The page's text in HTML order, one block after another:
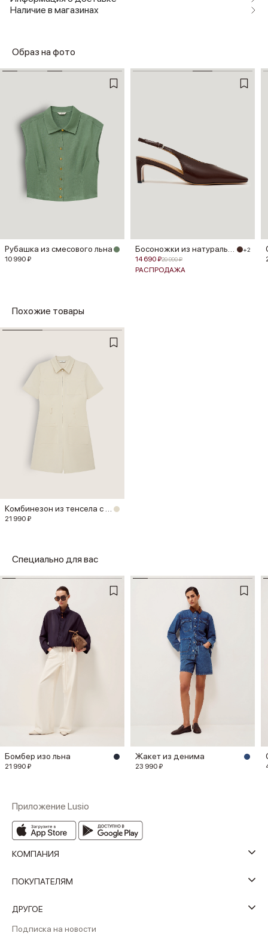
Наличие в магазинах
Образ на фото
Рубашка из смесового льна
10 990 ₽
Босоножки из натуральной кожи +2
14 690 ₽20 990 ₽
РАСПРОДАЖА
Похожие товары
21 990 ₽
Специально для вас
Бомбер изо льна
21 990 ₽
Жакет из денима
23 990 ₽
Приложение Lusio
КОМПАНИЯ
ПОКУПАТЕЛЯМ
ДРУГОЕ
Подписка на новости